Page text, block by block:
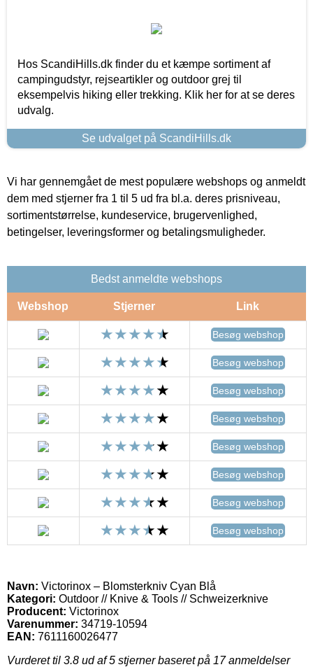
Hos ScandiHills.dk finder du et kæmpe sortiment af
campingudstyr, rejseartikler og outdoor grej til
eksempelvis hiking eller trekking. Klik her for at se deres
udvalg.
Se udvalget på ScandiHills.dk
Vi har gennemgået de mest populære webshops og anmeldt
dem med stjerner fra 1 til 5 ud fra bl.a. deres prisniveau,
sortimentstørrelse, kundeservice, brugervenlighed,
betingelser, leveringsformer og betalingsmuligheder.
Bedst anmeldte webshops
Webshop Stjerner Link
Besøg webshop
Besøg webshop
Besøg webshop
Besøg webshop
Besøg webshop
Besøg webshop
Besøg webshop
Besøg webshop
Navn: Victorinox – Blomsterkniv Cyan Blå
Kategori: Outdoor // Knive & Tools // Schweizerknive
Producent: Victorinox
Varenummer: 34719-10594
EAN: 7611160026477
Vurderet til 3.8 ud af 5 stjerner baseret på 17anmeldelser